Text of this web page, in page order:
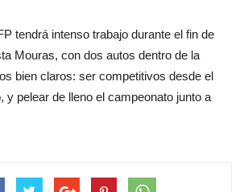
tendrá intenso trabajo durante el fin de
Mouras, con dos autos dentro de la
bien claros: ser competitivos desde el
y pelear de lleno el campeonato junto a